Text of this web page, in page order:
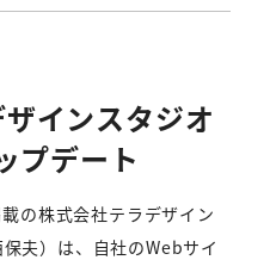
インスタジオ
プデート
の株式会社テラデザイン
夫）は、自社のWebサイ